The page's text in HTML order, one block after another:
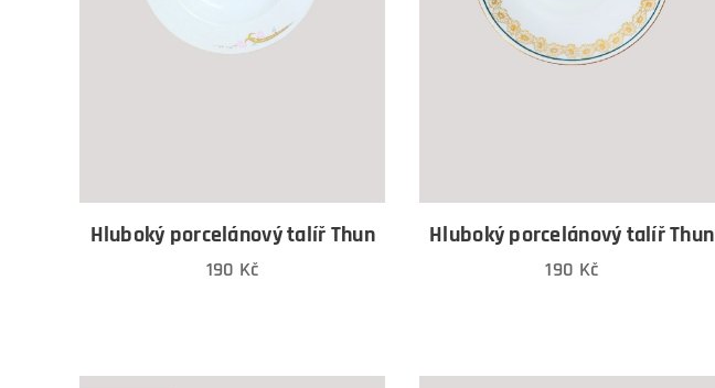
Hluboký porcelánový talíř Thun
190 Kč
Hluboký porcelánový talíř Thun
190 Kč